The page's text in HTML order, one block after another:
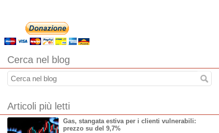
Cerca nel blog
Articoli più letti
Gas, stangata estiva per i clienti vulnerabili:
prezzo su del 9,7%